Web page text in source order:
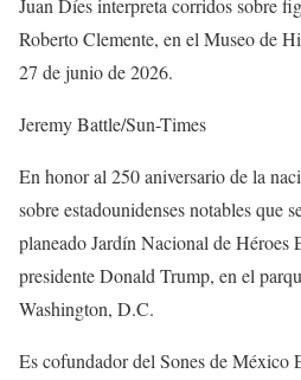
Juan Díes interpreta corridos sobre
Roberto Clemente, en el Museo de
27 de junio de 2026.
Jeremy Battle/Sun-Times
En honor al 250 aniversario de la
sobre estadounidenses notables que
planeado Jardín Nacional de Héroes
presidente Donald Trump, en el
Washington, D.C.
Es cofundador del Sones de México